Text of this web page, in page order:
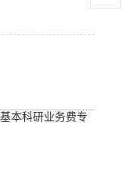
本科研业务费专